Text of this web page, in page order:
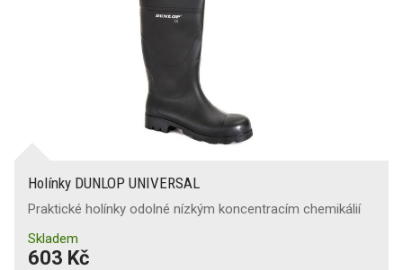
Holínky DUNLOP UNIVERSAL
Praktické holínky odolné nízkým koncentracím chemikálií
Skladem
603 Kč